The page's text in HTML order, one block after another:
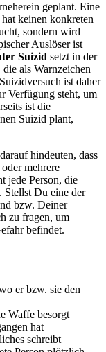
geplant. Eine
keinen konkreten
sondern wird
Auslöser ist
Suizid setzt in der
als Warnzeichen
ist daher
Verfügung steht, um
ist die
Suizid plant,
hindeuten, dass
mehrere
jede Person, die
Stellst Du eine der
bzw. Deiner
zu fragen, um
befindet.
er bzw. sie den
Waffe besorgt
hat
schreibt